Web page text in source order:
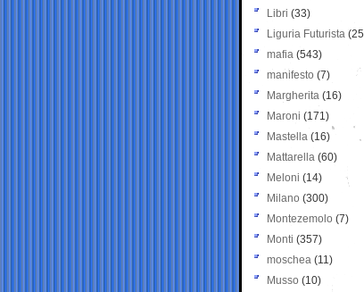
Libri (33)
Liguria Futurista
mafia (543)
manifesto (7)
Margherita (16)
Maroni (171)
Mastella (16)
Mattarella (60)
Meloni (14)
Milano (300)
Montezemolo (7)
Monti (357)
moschea (11)
Musso (10)